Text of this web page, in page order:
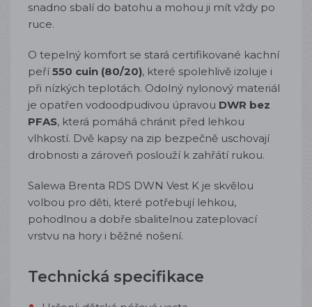
snadno sbalí do batohu a mohou ji mít vždy po
ruce.
O tepelný komfort se stará certifikované kachní
peří550 cuin (80/20), které spolehlivě izoluje i
při nízkých teplotách. Odolný nylonový materiál
je opatřen vodoodpudivou úpravou DWR bez
PFAS, která pomáhá chránit před lehkou
vlhkostí. Dvě kapsy na zip bezpečně uschovají
drobnosti a zároveň poslouží k zahřátí rukou.
Salewa Brenta RDS DWN Vest K je skvělou
volbou pro děti, které potřebují lehkou,
pohodlnou a dobře sbalitelnou zateplovací
vrstvu na hory i běžné nošení.
Technická specifikace